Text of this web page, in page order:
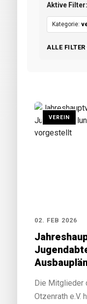
Aktive Filter:
Kategorie:
ALLE
VEREIN
02. FEB 2026
Die Mitglieder
Otzenrath e.V.